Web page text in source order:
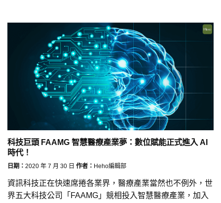
科技巨頭 FAAMG 智慧醫療產業夢：數位賦能正式進入 AI
時代！
日期： 2020 年 7 月 30 日 作者： Heho編輯部
資訊科技正在快速席捲各業界，醫療產業當然也不例外，世
界五大科技公司「FAAMG」競相投入智慧醫療產業，加入